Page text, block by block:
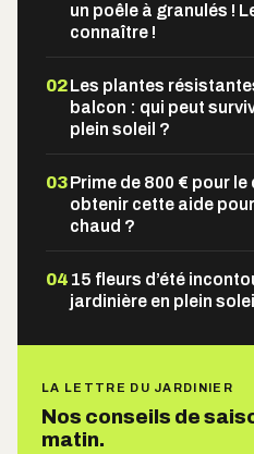
un poêle à granulés !
connaître !
02 Les plantes
balcon : qui peut
plein soleil ?
03 Prime de 800 € pour
obtenir cette aide
chaud ?
04 15 fleurs d’été
jardinière en plein soleil
LA LETTRE DU JARDINIER
Nos conseils de
matin.